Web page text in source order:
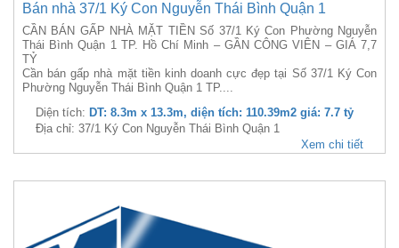
Bán nhà 37/1 Ký Con Nguyễn Thái Bình Quận 1
CẦN BÁN GẤP NHÀ MẶT TIỀN Số 37/1 Ký Con Phường Nguyễn
Thái Bình Quận 1 TP. Hồ Chí Minh – GẦN CÔNG VIÊN – GIÁ 7,7
TỶ
Cần bán gấp nhà mặt tiền kinh doanh cực đẹp tại Số 37/1 Ký Con
Phường Nguyễn Thái Bình Quận 1 TP....
Diện tích: DT: 8.3m x 13.3m, diện tích: 110.39m2 giá: 7.7 tỷ
Địa chỉ: 37/1 Ký Con Nguyễn Thái Bình Quận 1
Xem chi tiết